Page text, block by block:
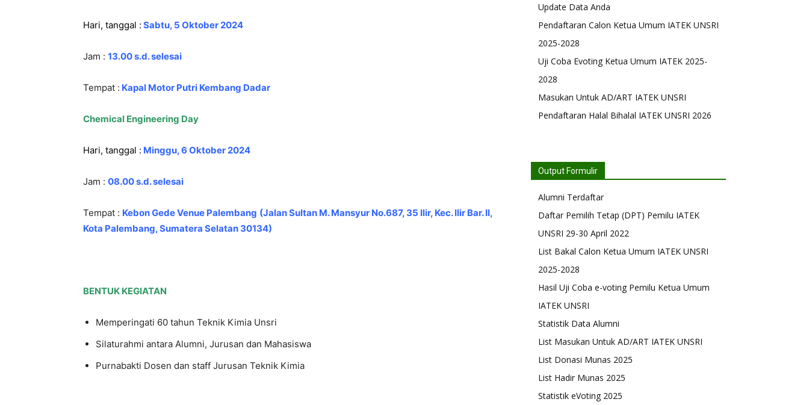
Hari, tanggal : Sabtu, 5 Oktober 2024
Jam : 13.00s.d. selesai
Tempat : Kapal Motor Putri Kembang Dadar
Chemical Engineering Day
Hari, tanggal : Minggu, 6 Oktober 2024
Jam : 08.00s.d. selesai
Tempat : Kebon Gede Venue Palembang (Jalan Sultan M. Mansyur No.687, 35 Ilir, Kec. Ilir Bar. II,
Kota Palembang, Sumatera Selatan 30134)
BENTUK KEGIATAN
Memperingati 60 tahun Teknik Kimia Unsri
Silaturahmi antara Alumni, Jurusan dan Mahasiswa
Purnabakti Dosen dan staff Jurusan Teknik Kimia
Update Data Anda
Pendaftaran Calon Ketua Umum IATEK UNSRI
2025-2028
Uji Coba Evoting Ketua Umum IATEK 2025-
2028
Masukan Untuk AD/ART IATEK UNSRI
Pendaftaran Halal Bihalal IATEK UNSRI 2026
Output Formulir
Alumni Terdaftar
Daftar Pemilih Tetap (DPT) Pemilu IATEK
UNSRI 29-30 April 2022
List Bakal Calon Ketua Umum IATEK UNSRI
2025-2028
Hasil Uji Coba e-voting Pemilu Ketua Umum
IATEK UNSRI
Statistik Data Alumni
List Masukan Untuk AD/ART IATEK UNSRI
List Donasi Munas 2025
List Hadir Munas 2025
Statistik eVoting 2025